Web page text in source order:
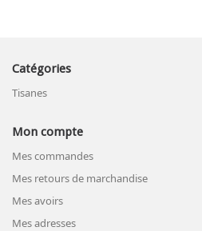
Catégories
Tisanes
Mon compte
Mes commandes
Mes retours de marchandise
Mes avoirs
Mes adresses